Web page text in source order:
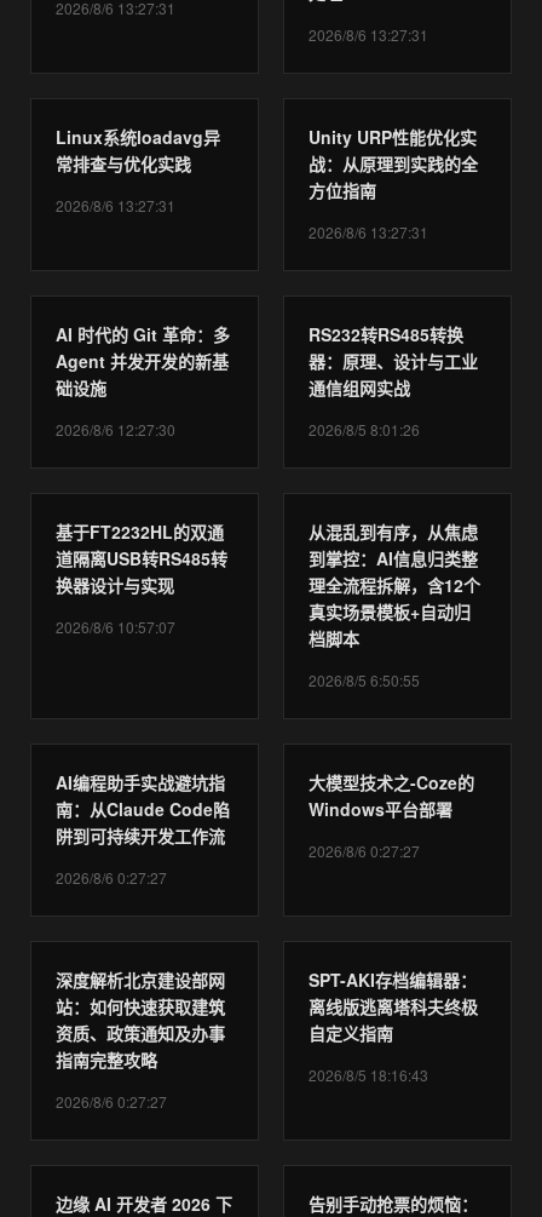
2026/8/6 13:27:31
2026/8/6 13:27:31
Linux系统loadavg异
常排查与优化实践
2026/8/6 13:27:31
Unity URP性能优化实
战：从原理到实践的全
方位指南
2026/8/6 13:27:31
AI 时代的 Git 革命：多
Agent 并发开发的新基
础设施
2026/8/6 12:27:30
RS232转RS485转换
器：原理、设计与工业
通信组网实战
2026/8/5 8:01:26
基于FT2232HL的双通
道隔离USB转RS485转
换器设计与实现
2026/8/6 10:57:07
从混乱到有序，从焦虑
到掌控：AI信息归类整
理全流程拆解，含12个
真实场景模板+自动归
档脚本
2026/8/5 6:50:55
AI编程助手实战避坑指
南：从Claude Code陷
阱到可持续开发工作流
2026/8/6 0:27:27
大模型技术之-Coze的
Windows平台部署
2026/8/6 0:27:27
深度解析北京建设部网
站：如何快速获取建筑
资质、政策通知及办事
指南完整攻略
2026/8/6 0:27:27
SPT-AKI存档编辑器：
离线版逃离塔科夫终极
自定义指南
2026/8/5 18:16:43
边缘 AI 开发者 2026 下
告别手动抢票的烦恼：